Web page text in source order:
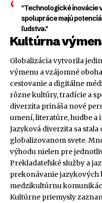
"Technologické inovácie
spolupráce majú
ľudstva."
Kultúrna
Globalizácia vytvorila
výmenu a vzájomné
cestovanie a digitálne
rôzne kultúry, tradície a
diverzita prináša nové
umení, literatúre, hudbe a
Jazyková diverzita sa
globalizovanom svete.
výhodu nielen pre
Prekladateľské služby a
prekonávanie jazykových
medzikultúrnu
Kultúrne priemysly